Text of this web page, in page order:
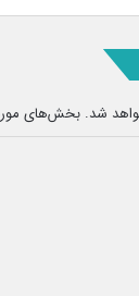
شد. بخش‌های